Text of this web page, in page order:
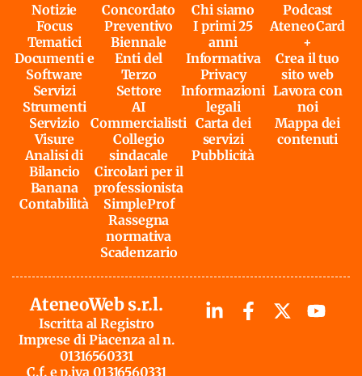
Notizie
Focus
Tematici
Documenti e
Software
Servizi
Strumenti
Servizio
Visure
Analisi di
Bilancio
Banana
Contabilità
Concordato
Preventivo
Biennale
Enti del
Terzo
Settore
AI
Commercialisti
Collegio
sindacale
Circolari per il
professionista
SimpleProf
Rassegna
normativa
Scadenzario
Chi siamo
I primi 25
anni
Informativa
Privacy
Informazioni
legali
Carta dei
servizi
Pubblicità
Podcast
AteneoCard
+
Crea il tuo
sito web
Lavora con
noi
Mappa dei
contenuti
AteneoWeb s.r.l.
Iscritta al Registro
Imprese di Piacenza al n.
01316560331
C.f. e p.iva 01316560331